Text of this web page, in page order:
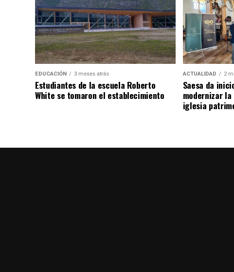
EDUCACIÓN 3 meses atrás
Estudiantes de la escuela Roberto
White se tomaron el establecimiento
ACTUALIDAD 2
Saesa da
modernizar
iglesia